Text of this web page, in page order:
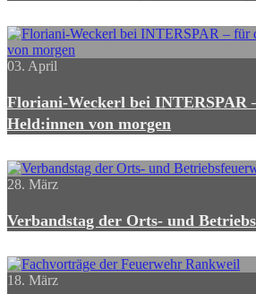
03. April
Floriani-Weckerl bei INTERSPAR
Held:innen von morgen
28. März
Verbandstag der Orts- und
18. März